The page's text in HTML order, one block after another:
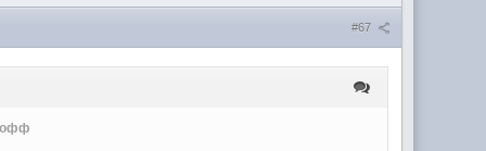
#67